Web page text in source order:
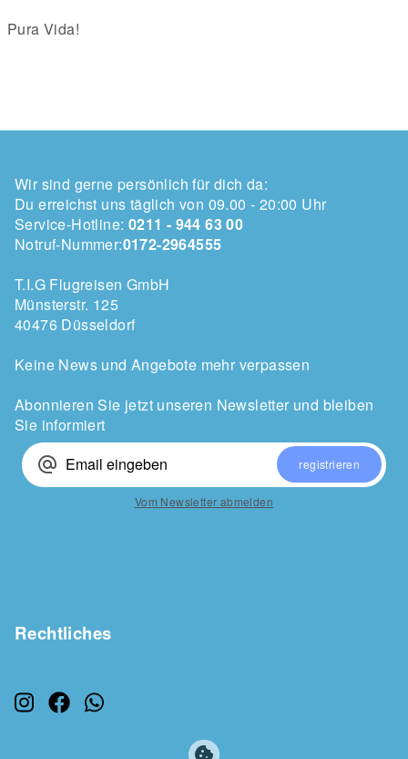
Pura Vida!
Wir sind gerne persönlich für dich da:
Du erreichst uns täglich von 09.00 - 20:00 Uhr
Service-Hotline: 0211 - 944 63 00
Notruf-Nummer:0172-2964555
T.I.G Flugreisen GmbH
Münsterstr. 125
40476 Düsseldorf
Keine News und Angebote mehr verpassen
Abonnieren Sie jetzt unseren Newsletter und bleiben
Sie informiert
alternate_email registrieren
Vom Newsletter abmelden
Rechtliches